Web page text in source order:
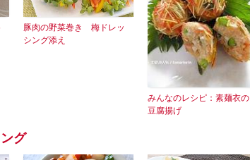
豚肉の野菜巻き 梅ドレッ
シング添え
みんなのレシピ：素麺衣の
豆腐揚げ
グ